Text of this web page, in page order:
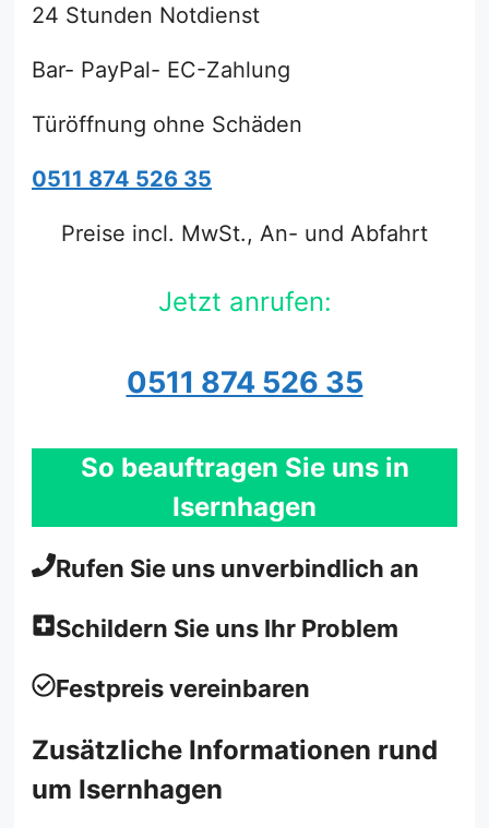
24 Stunden Notdienst
Bar- PayPal- EC-Zahlung
Türöffnung ohne Schäden
0511 874 526 35
Preise incl. MwSt., An- und Abfahrt
Jetzt anrufen:
0511 874 526 35
So beauftragen Sie uns in
Isernhagen
Rufen Sie uns unverbindlich an
Schildern Sie uns Ihr Problem
Festpreis vereinbaren
Zusätzliche Informationen rund
um Isernhagen